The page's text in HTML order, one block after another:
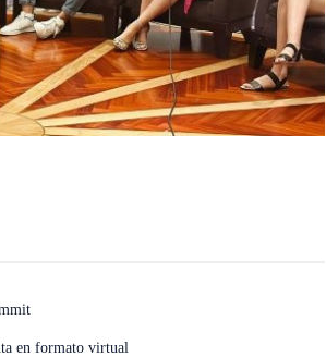
en formato virtual